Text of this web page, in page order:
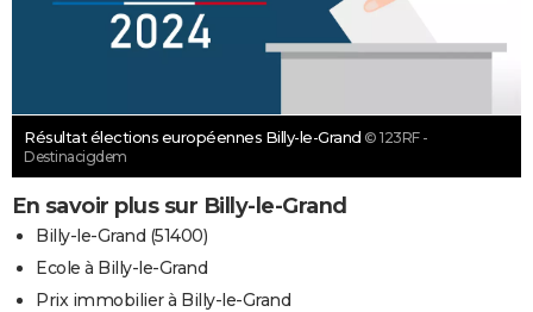
Résultat élections européennes Billy-le-Grand © 123RF -
Destinacigdem
En savoir plus sur Billy-le-Grand
Billy-le-Grand (51400)
Ecole à Billy-le-Grand
Prix immobilier à Billy-le-Grand